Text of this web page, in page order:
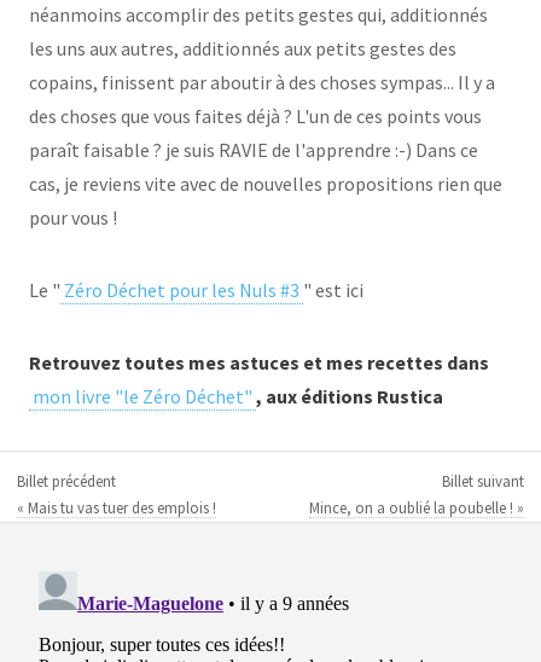
néanmoins accomplir des petits gestes qui, additionnés
les uns aux autres, additionnés aux petits gestes des
copains, finissent par aboutir à des choses sympas... Il y a
des choses que vous faites déjà ? L'un de ces points vous
paraît faisable ? je suis RAVIE de l'apprendre :-) Dans ce
cas, je reviens vite avec de nouvelles propositions rien que
pour vous !
Le " Zéro Déchet pour les Nuls #3 " est ici
Retrouvez toutes mes astuces et mes recettes dans
mon livre "le Zéro Déchet" , aux éditions Rustica
Billet précédent
« Mais tu vas tuer des emplois !
Billet suivant
Mince, on a oublié la poubelle ! »